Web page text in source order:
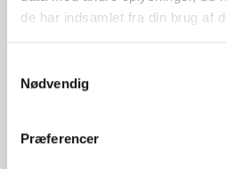
de har indsamlet fra din brug af
Nødvendig
Præferencer
Har du spørgsmål?
Vi står klar til at hjælpe med
og sparring.